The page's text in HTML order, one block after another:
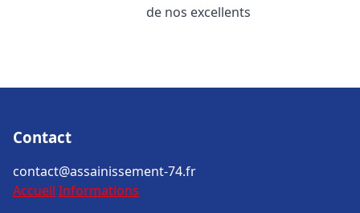
de nos excellents
Contact
contact@assainissement-74.fr
Accueil Informations